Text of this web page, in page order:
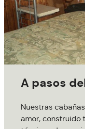
A pasos
Nuestras
amor, construido